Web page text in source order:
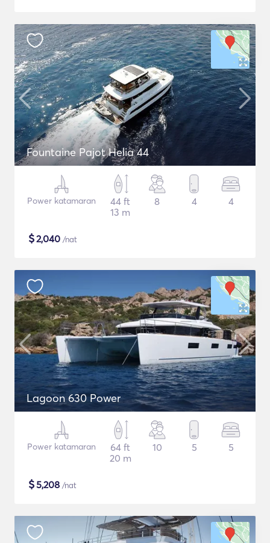
Fountaine Pajot Helia 44
Power katamaran
44 ft
13 m
8 4 4
$2,040 /nat
Lagoon 630 Power
Power katamaran
64 ft
20 m
10 5 5
$5,208 /nat